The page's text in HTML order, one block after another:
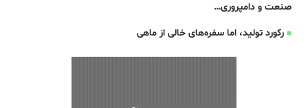
صنعت و دامپروری…
رکورد تولید، اما سفره‌های خالی از ماهی